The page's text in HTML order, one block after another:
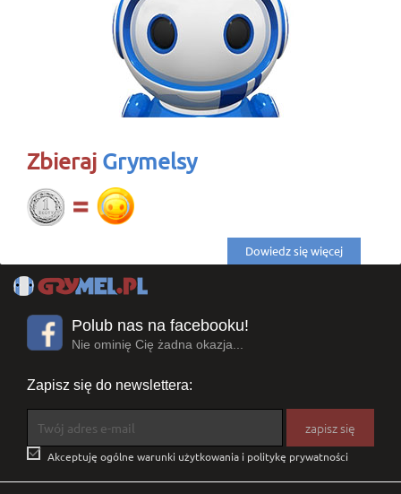
Zbieraj Grymelsy
Dowiedz się więcej
Polub nas na facebooku!
Nie ominię Cię żadna okazja...
Zapisz się do newslettera:
 Akceptuję ogólne warunki użytkowania i politykę prywatności